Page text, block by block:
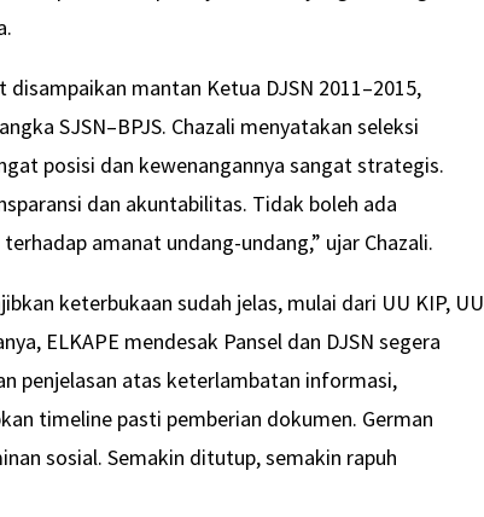
mantan Ketua DJSN 2011–2015,
SJSN–BPJS. Chazali menyatakan seleksi
posisi dan kewenangannya sangat strategis.
dan akuntabilitas. Tidak boleh ada
amanat undang-undang,” ujar Chazali.
keterbukaan sudah jelas, mulai dari UU KIP, UU
ELKAPE mendesak Pansel dan DJSN segera
penjelasan atas keterlambatan informasi,
timeline pasti pemberian dokumen. German
sosial. Semakin ditutup, semakin rapuh